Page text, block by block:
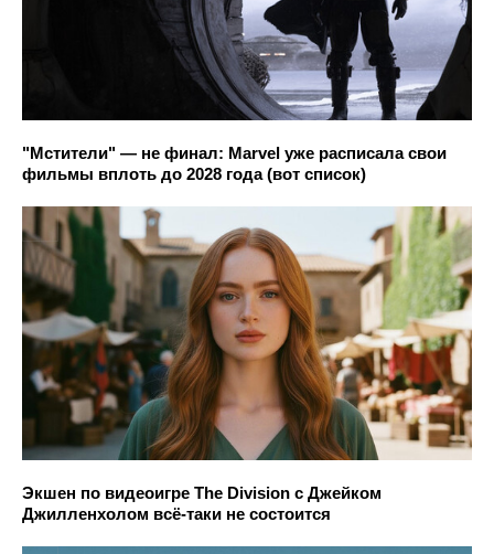
"Мстители" — не финал: Marvel уже расписала свои
фильмы вплоть до 2028 года (вот список)
Экшен по видеоигре The Division с Джейком
Джилленхолом всё-таки не состоится